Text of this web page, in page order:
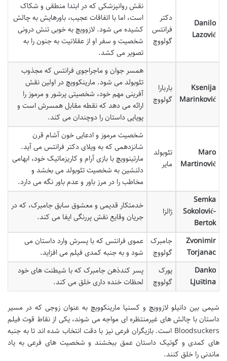
Danilo
Lazović
دکتر
فرانتس
گولووچ
نقش روانپزشکی که در ابتدا منطقی و شکاک
است، اما با اتفاقات عجیب، باورهایش به چالش
کشیده می شود. لازوویچ به خوبی تنش درونی
شخصیت و سفر او از عقلانیت به جنون را به
تصویر می کشد.
Ksenija
Marinković
باربارا
گولووچ
همسر جوان و ماجراجوی فرانتس که مجذوب
تئوبولد می شود. مارینکوویچ در اولین نقش
آفرینی مهم خود، شخصیتی پرشور و مرموز را
ارائه می دهد که نقطه مقابل همسرش است و
پویایی داستان را دوچندان می کند.
Maro
Martinović
تئوبولد
مایر
شخصیت مرموز و ادعایی خون آشام قرن
شانزدهمی که به ویلای دکتر فرانتس می آید.
مارتینوویچ با بازی آرام و کاریزماتیک خود، ابهامی
دلنشین به شخصیت تئوبولد می بخشد و
مخاطب را در مرز باور و عدم باور نگه می دارد.
Semka
Sokolović-
Bertok
ژالزا
خدمتکار قدیمی و معشوق سابق جامبرک، که در
جریان وقایع نقش پررنگی ایفا می کند.
Zvonimir
Torjanac
جامبرک
گولووچ
عموی فرانتس که با پسرش وارد داستان می
شود و به جنبه کمدی فیلم می افزاید.
Danko
Ljuština
یورک
گولووچ
پسر کندذهن جامبرک که با شیطنت های خود
لحظات خنده داری خلق می کند.
شیمی بین دانیلو لازوویچ و کسنیا مارینکوویچ به عنوان زوجی که در مسیر
داستان با چالش های غیرمنتظره ای مواجه می شوند، یکی از نقاط قوت فیلم
Bloodsuckers است. بازیگران فرعی نیز با دقت انتخاب شده اند تا به جنبه
های کمدی و گوتیک داستان عمق ببخشند و شخصیت های فرعی به یاد
ماندنی را خلق کنند.